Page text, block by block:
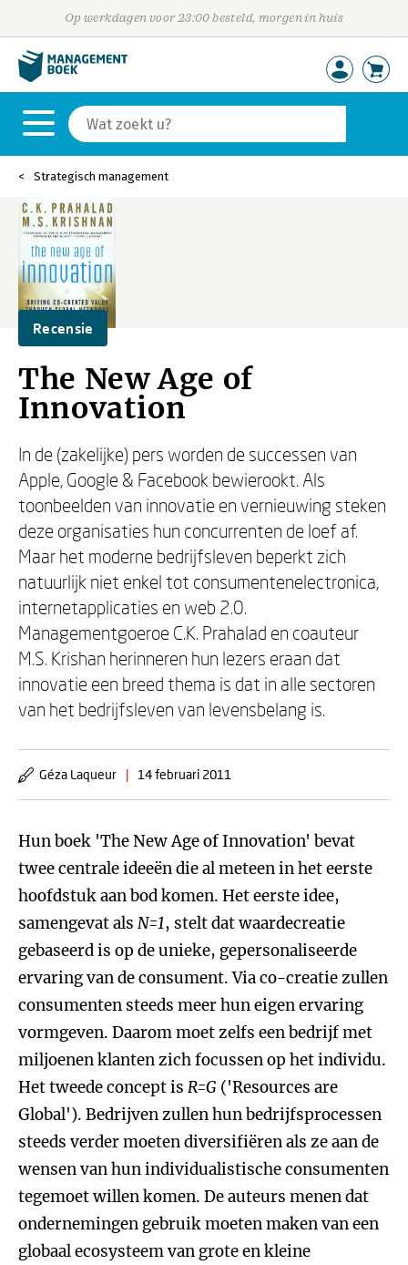
Op werkdagen voor 23:00 besteld, morgen in huis
Strategisch management
Recensie
The New Age of
Innovation
In de (zakelijke) pers worden de successen van
Apple, Google & Facebook bewierookt. Als
toonbeelden van innovatie en vernieuwing steken
deze organisaties hun concurrenten de loef af.
Maar het moderne bedrijfsleven beperkt zich
natuurlijk niet enkel tot consumentenelectronica,
internetapplicaties en web 2.0.
Managementgoeroe C.K. Prahalad en coauteur
M.S. Krishan herinneren hun lezers eraan dat
innovatie een breed thema is dat in alle sectoren
van het bedrijfsleven van levensbelang is.
Géza Laqueur | 14 februari 2011
Hun boek 'The New Age of Innovation' bevat
twee centrale ideeën die al meteen in het eerste
hoofdstuk aan bod komen. Het eerste idee,
samengevat als N=1, stelt dat waardecreatie
gebaseerd is op de unieke, gepersonaliseerde
ervaring van de consument. Via co-creatie zullen
consumenten steeds meer hun eigen ervaring
vormgeven. Daarom moet zelfs een bedrijf met
miljoenen klanten zich focussen op het individu.
Het tweede concept is R=G ('Resources are
Global'). Bedrijven zullen hun bedrijfsprocessen
steeds verder moeten diversifiëren als ze aan de
wensen van hun individualistische consumenten
tegemoet willen komen. De auteurs menen dat
ondernemingen gebruik moeten maken van een
globaal ecosysteem van grote en kleine